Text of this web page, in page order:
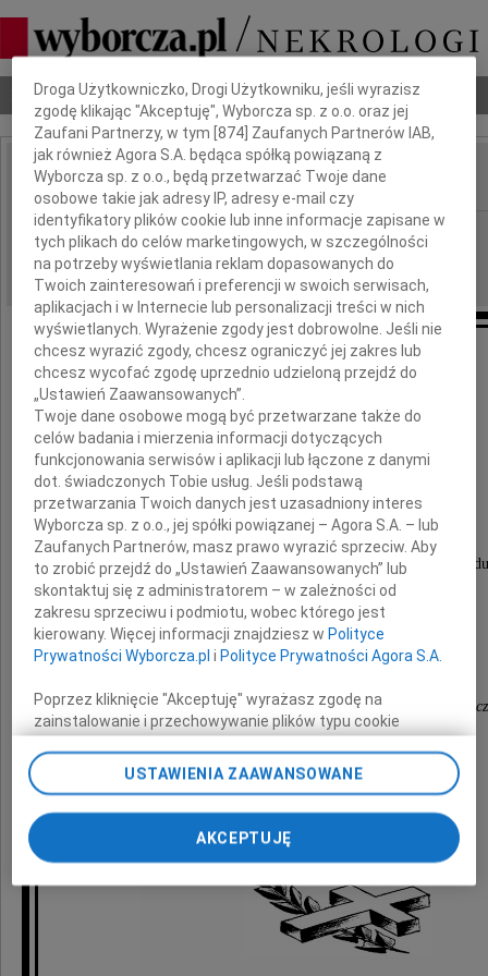
Nekrologi Odeszli Poradnik pogrzebowy
IMIĘ I NAZWISKO:
REGION: Gdańsk
DATA EMISJI: 22.04.2011
Pani
Prezes Currendy Sp. z o.o.
Alicji Dudzie
Rodzinie
składamy wyrazy szczerego współczucia i żalu z
Męża
Prezes Krajowej Rady Komorniczej - dr Jarosław
Krajowa Rada Komornicza,
Biuro Krajowej Rady Komorniczej,
koleżanki i koledzy komornicy sądowi
Dbamy o Twoją prywatność
Droga Użytkowniczko, Drogi Użytkowniku, jeśli wyrazisz
zgodę klikając "Akceptuję", Wyborcza sp. z o.o. oraz jej
Zaufani Partnerzy, w tym [874 ] Zaufanych Partnerów IAB,
jak również Agora S.A. będąca spółką powiązaną z
Wyborcza sp. z o.o., będą przetwarzać Twoje dane
osobowe takie jak adresy IP, adresy e-mail czy
identyfikatory plików cookie lub inne informacje zapisane w
tych plikach do celów marketingowych, w szczególności
na potrzeby wyświetlania reklam dopasowanych do
Twoich zainteresowań i preferencji w swoich serwisach,
aplikacjach i w Internecie lub personalizacji treści w nich
wyświetlanych. Wyrażenie zgody jest dobrowolne. Jeśli nie
chcesz wyrazić zgody, chcesz ograniczyć jej zakres lub
chcesz wycofać zgodę uprzednio udzieloną przejdź do
„Ustawień Zaawansowanych”.
Twoje dane osobowe mogą być przetwarzane także do
celów badania i mierzenia informacji dotyczących
funkcjonowania serwisów i aplikacji lub łączone z danymi
dot. świadczonych Tobie usług. Jeśli podstawą
przetwarzania Twoich danych jest uzasadniony interes
Wyborcza sp. z o.o., jej spółki powiązanej – Agora S.A. – lub
Zaufanych Partnerów, masz prawo wyrazić sprzeciw. Aby
to zrobić przejdź do „Ustawień Zaawansowanych” lub
skontaktuj się z administratorem – w zależności od
zakresu sprzeciwu i podmiotu, wobec którego jest
kierowany. Więcej informacji znajdziesz w Polityce
Prywatności Wyborcza.pl i Polityce Prywatności Agora S.A.
Poprzez kliknięcie "Akceptuję" wyrażasz zgodę na
zainstalowanie i przechowywanie plików typu cookie
na Twoim urządzeniu końcowym. Możesz też w każdej
chwili zmienić swoje preferencje dot. plików cookie,
ponownie wywołując narzędzie do zarządzania Twoimi
preferencjami dot. przetwarzania danych poprzez
odnośnik „Ustawienia prywatności” w stopce serwisu i
Zmiana ustawień plików cookie możliwa jest także za
USTAWIENIA ZAAWANSOWANE
AKCEPTUJĘ